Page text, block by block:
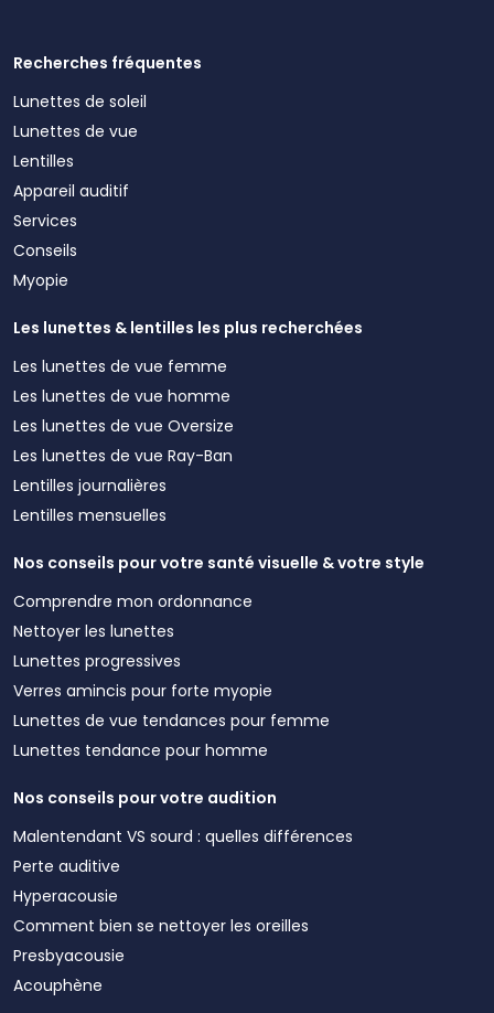
Recherches fréquentes
Lunettes de soleil
Lunettes de vue
Lentilles
Appareil auditif
Services
Conseils
Myopie
Les lunettes & lentilles les plus recherchées
Les lunettes de vue femme
Les lunettes de vue homme
Les lunettes de vue Oversize
Les lunettes de vue Ray-Ban
Lentilles journalières
Lentilles mensuelles
Nos conseils pour votre santé visuelle & votre style
Comprendre mon ordonnance
Nettoyer les lunettes
Lunettes progressives
Verres amincis pour forte myopie
Lunettes de vue tendances pour femme
Lunettes tendance pour homme
Nos conseils pour votre audition
Malentendant VS sourd : quelles différences
Perte auditive
Hyperacousie
Comment bien se nettoyer les oreilles
Presbyacousie
Acouphène